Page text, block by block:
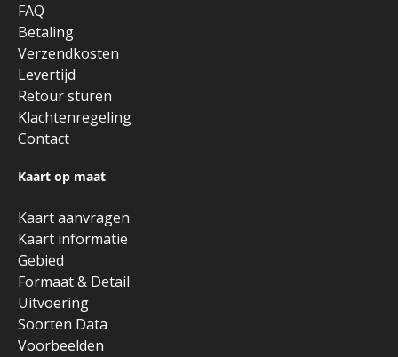
FAQ
Betaling
Verzendkosten
Levertijd
Retour sturen
Klachtenregeling
Contact
Kaart op maat
Kaart aanvragen
Kaart informatie
Gebied
Formaat & Detail
Uitvoering
Soorten Data
Voorbeelden